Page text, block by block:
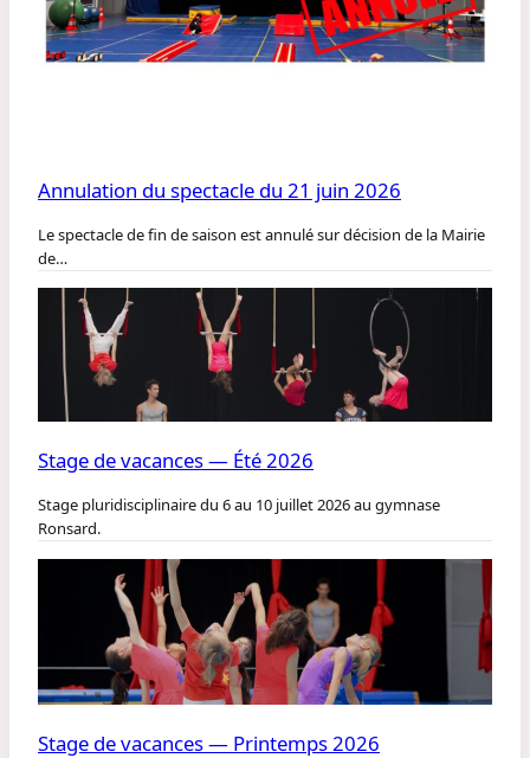
Annulation du spectacle du 21 juin 2026
Le spectacle de fin de saison est annulé sur décision de la Mairie
de…
Stage de vacances — Été 2026
Stage pluridisciplinaire du 6 au 10 juillet 2026 au gymnase
Ronsard.
Stage de vacances — Printemps 2026